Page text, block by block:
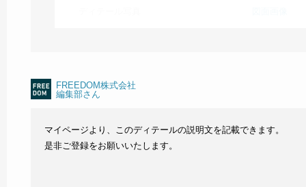
FREEDOM株式会社
編集部さん
マイページより、このディテールの説明文を記載できます。
是非ご登録をお願いいたします。